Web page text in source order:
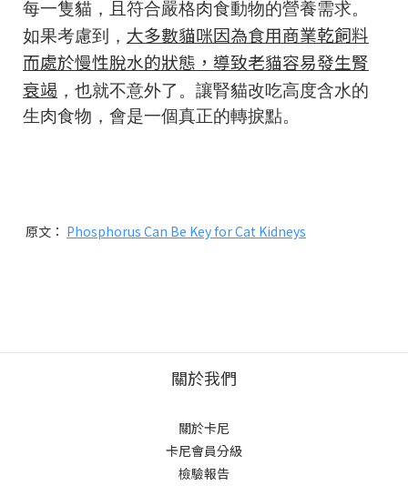
每一隻貓，且符合嚴格肉食動物的營養需求。
如果考慮到， 大多數貓咪因為食用商業乾飼料
而處於慢性脫水的狀態，導致老貓容易發生腎
衰竭 ，也就不意外了。讓腎貓改吃高度含水的
生肉食物，會是一個真正的轉捩點。
原文： Phosphorus Can Be Key for Cat Kidneys
關於我們
關於卡尼
卡尼會員分級
檢驗報告